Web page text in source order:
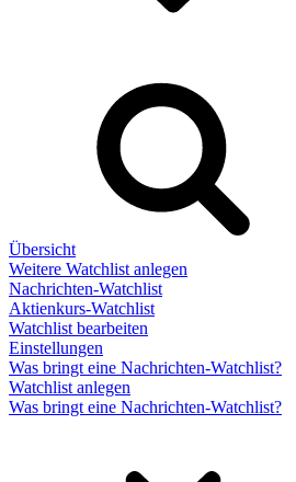
Übersicht
Weitere Watchlist anlegen
Nachrichten-Watchlist
Aktienkurs-Watchlist
Watchlist bearbeiten
Einstellungen
Was bringt eine Nachrichten-Watchlist?
Watchlist anlegen
Was bringt eine Nachrichten-Watchlist?